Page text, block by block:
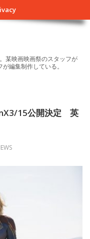
某映画映画祭のスタッフが
編集制作している。
15公開決定 英